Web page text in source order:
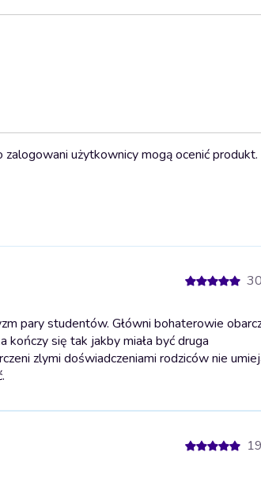
zalogowani użytkownicy mogą ocenić produkt.
pary studentów. Główni bohaterowie
kończy się tak jakby miała być druga
zlymi doświadczeniami rodziców nie